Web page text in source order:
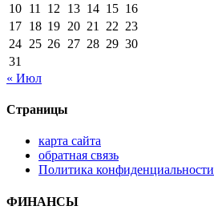
10 11 12 13 14 15 16
17 18 19 20 21 22 23
24 25 26 27 28 29 30
31
« Июл
Страницы
карта сайта
обратная связь
Политика конфиденциальности
ФИНАНСЫ